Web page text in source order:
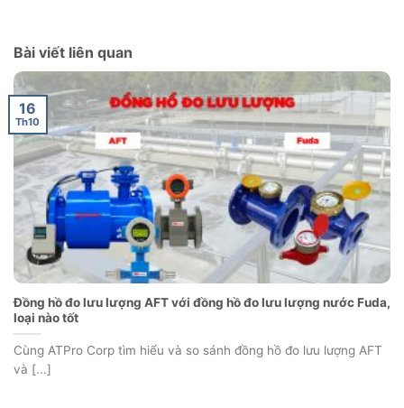
Bài viết liên quan
Đồng hồ đo lưu lượng AFT với đồng hồ đo lưu lượng nước Fuda,
loại nào tốt
Cùng ATPro Corp tìm hiểu và so sánh đồng hồ đo lưu lượng AFT
và [...]
16
Th10